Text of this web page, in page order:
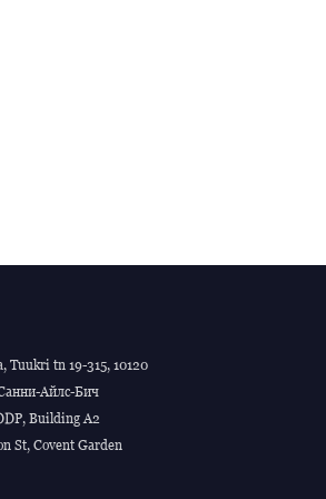
Tuukri tn 19-315, 10120
Айлс-Бич
Building A2
St, Covent Garden